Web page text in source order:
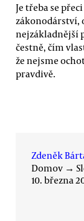
Je třeba se
zákonodárství,
nejzákladnější
čestně, čím
že nejsme
pravdivě.
Zdeněk
Domov →
10. března